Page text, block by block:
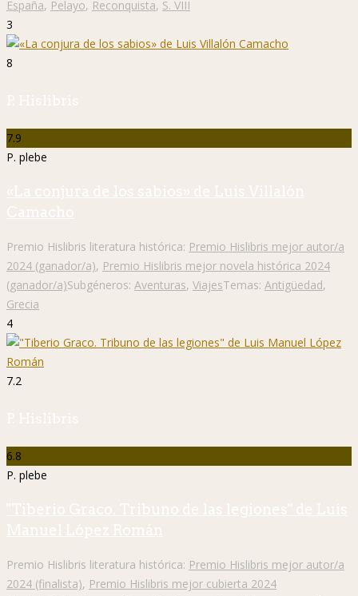
España, Pelayo, Reconquista, S. VIII
3
8
P. Hislibris
7.9
P. plebe
«La conjura de los sabios» de Luis Villalón
Camacho
Premio Hislibris literatura histórica: Premio Hislibris mejor autor/a
2024 (ganador/a), Premio Hislibris mejor novela histórica 2024
(ganador/a)Subgéneros: Aventuras, ViajesTemas: Antigüedad,
Grecia
4
7.2
P. Hislibris
6.8
P. plebe
"Tiberio Graco. Tribuno de las legiones" de Luis
Manuel López Román
Premio Hislibris literatura histórica: Premio Hislibris mejor autor/a
2024 (finalista), Premio Hislibris mejor cubierta 2024